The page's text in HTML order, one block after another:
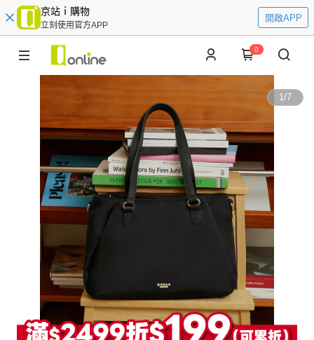
京站ｉ購物
立刻使用官方APP
開啟APP
0
1/7